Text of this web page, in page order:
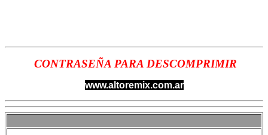
CONTRASEÑA PARA DESCOMPRIMIR
www.altoremix.com.ar